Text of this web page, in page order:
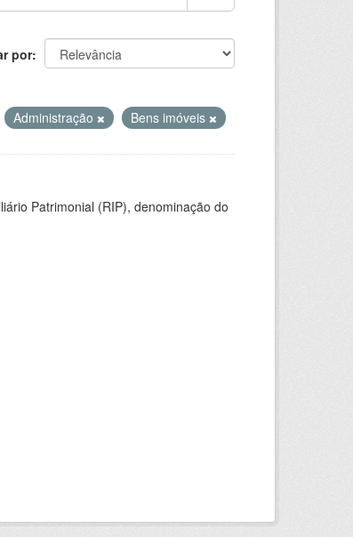
por
Administração Bens imóveis
Patrimonial (RIP), denominação do